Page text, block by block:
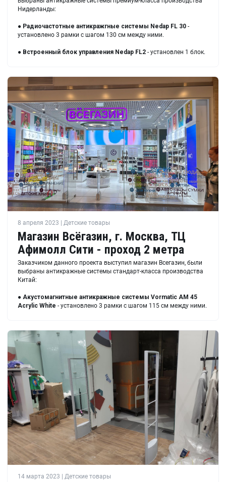
Нидерланды:
● Радиочастотные антикражгные системы Nedap FL 30 -
установлено 3 рамки с шагом 130 см между ними.
● Встроенный блок управления Nedap FL2 - установлен 1 блок.
8 апреля 2023 | Детские товары
Магазин Всёгазин, г. Москва, ТЦ
Афимолл Сити - проход 2 метра
Заказчиком данного проекта выступил магазин Всегазин, были
выбраны антикражные системы стандарт-класса производства
Китай:
● Акустомагнитные антикражные системы Vormatic AM 45
Acrylic White - установлено 3 рамки с шагом 115 см между ними.
14 марта 2023 | Детские товары